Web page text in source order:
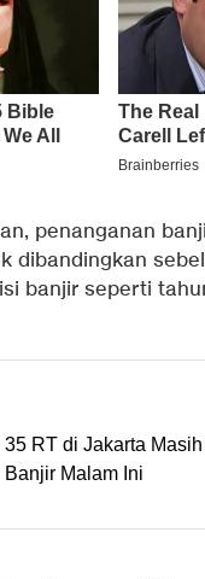
penanganan
dibandingkan
banjir seperti
35 RT di Jakarta
Banjir Malam Ini